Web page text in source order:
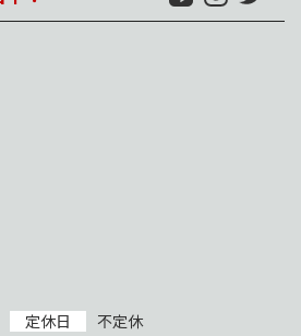
定休日 不定休